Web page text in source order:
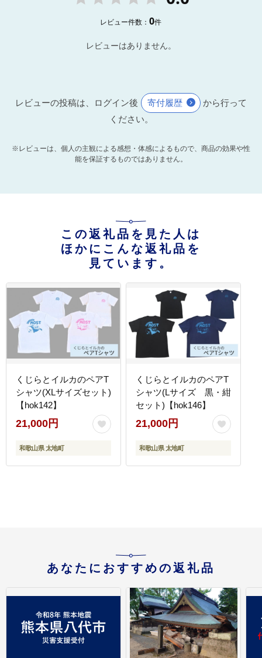
レビュー件数：0件
レビューはありません。
レビューの投稿は、ログイン後 寄付履歴
から行って
ください。
※レビューは、個人の主観による感想・体感によるもので、商品の効果や性
能を保証するものではありません。
この返礼品を見た人は
ほかにこんな返礼品を
見ています。
くじらとイルカのペアT
シャツ(XLサイズセット)
【hok142】
21,000円
和歌山県 太地町
くじらとイルカのペアT
シャツ(Lサイズ 黒・紺
セット)【hok146】
21,000円
和歌山県 太地町
あなたにおすすめの返礼品